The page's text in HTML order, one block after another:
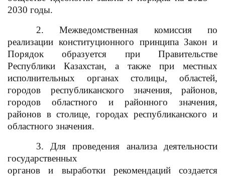
2030 годы.
2. Межведомственная комиссия по
реализации конституционного принципа Закон и
Порядок образуется при Правительстве
Республики Казахстан, а также при местных
исполнительных органах столицы, областей,
городов республиканского значения,
районов,
городов областного и районного значения,
районов в столице, городах республиканского и
областного значения.
3. Для проведения анализа деятельности
государственных
органов и выработки рекомендаций создается